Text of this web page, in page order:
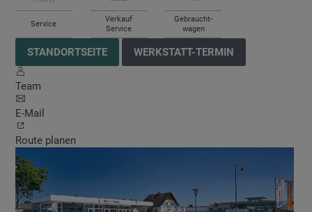
Service
Verkauf
Service
Gebraucht-
wagen
STANDORTSEITE WERKSTATT-TERMIN
Team
E-Mail
Route planen